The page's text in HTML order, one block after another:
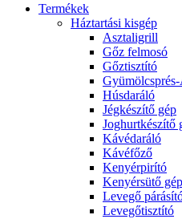
Termékek
Háztartási kisgép
Asztaligrill
Gőz felmosó
Gőztisztító
Húsdaráló
Jégkészítő gép
Joghurtkészítő
Kávédaráló
Kávéfőző
Kenyérpirító
Kenyérsütő gép
Levegő
Levegőtisztító